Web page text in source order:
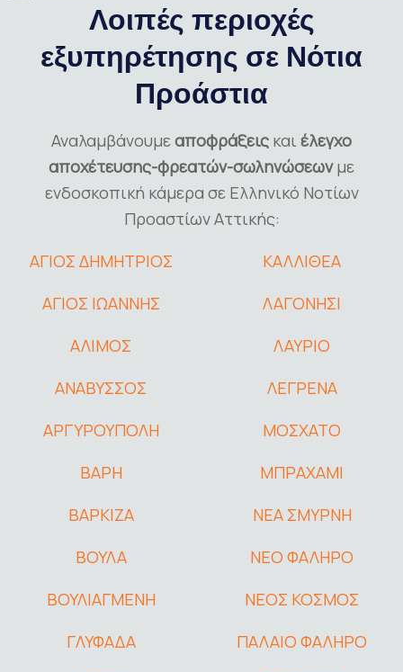
Λοιπές περιοχές
εξυπηρέτησης σε Νότια
Προάστια
Αναλαμβάνουμεαποφράξεις και έλεγχο
αποχέτευσης-φρεατών-σωληνώσεωνμε
ενδοσκοπική κάμερα σε Ελληνικό Νοτίων
Προαστίων Αττικής:
ΑΓΙΟΣ ΔΗΜΗΤΡΙΟΣ
ΑΓΙΟΣ ΙΩΑΝΝΗΣ
ΑΛΙΜΟΣ
ΑΝΑΒΥΣΣΟΣ
ΑΡΓΥΡΟΥΠΟΛΗ
ΒΑΡΗ
ΒΑΡΚΙΖΑ
ΒΟΥΛΑ
ΒΟΥΛΙΑΓΜΕΝΗ
ΓΛΥΦΑΔΑ
ΚΑΛΛΙΘΕΑ
ΛΑΓΟΝΗΣΙ
ΛΑΥΡΙΟ
ΛΕΓΡΕΝΑ
ΜΟΣΧΑΤΟ
ΜΠΡΑΧΑΜΙ
ΝΕΑ ΣΜΥΡΝΗ
ΝΕΟ ΦΑΛΗΡΟ
ΝΕΟΣ ΚΟΣΜΟΣ
ΠΑΛΑΙΟ ΦΑΛΗΡΟ